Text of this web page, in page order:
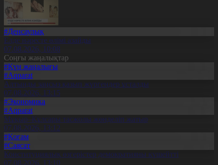
#Денсаулық
Елде нәресте өлімі азайды
07.08.2026, 10:08
Соңғы жаңалықтар
#Күн жаңалығы
#Aqparat
Алтынды заңсыз қазып жүргендер ұсталды
07.08.2026, 13:15
#Экономика
#Aqparat
Мұқыр–Құлсары тасжолы жөнделіп жатыр
07.08.2026, 13:12
#Қоғам
#Саясат
Конституциялық өзгерістер демократияны күшейтті
07.08.2026, 13:10